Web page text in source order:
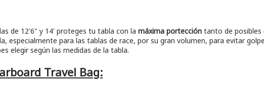
de 12'6" y 14' proteges tu tabla con la máxima portección tanto de posibles
especialmente para las tablas de race, por su gran volumen, para evitar
elegir según las medidas de la tabla.
Travel Bag: